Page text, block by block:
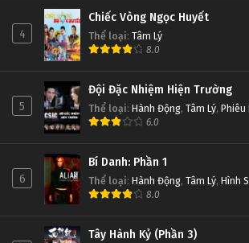
4
Chiếc Vòng Ngọc Huyết
Thể loại: Tâm Lý
8.0
5
Đội Đặc Nhiệm Hiện Trường
Thể loại: Hành Động, Tâm Lý, Phiêu
6.0
6
Bí Danh: Phần 1
Thể loại: Hành Động, Tâm Lý, Hình
8.0
Tây Hành Kỷ (Phần 3)